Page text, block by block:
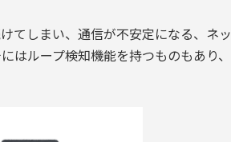
てしまい、通信が不安定になる、ネッ
はループ検知機能を持つものもあり、